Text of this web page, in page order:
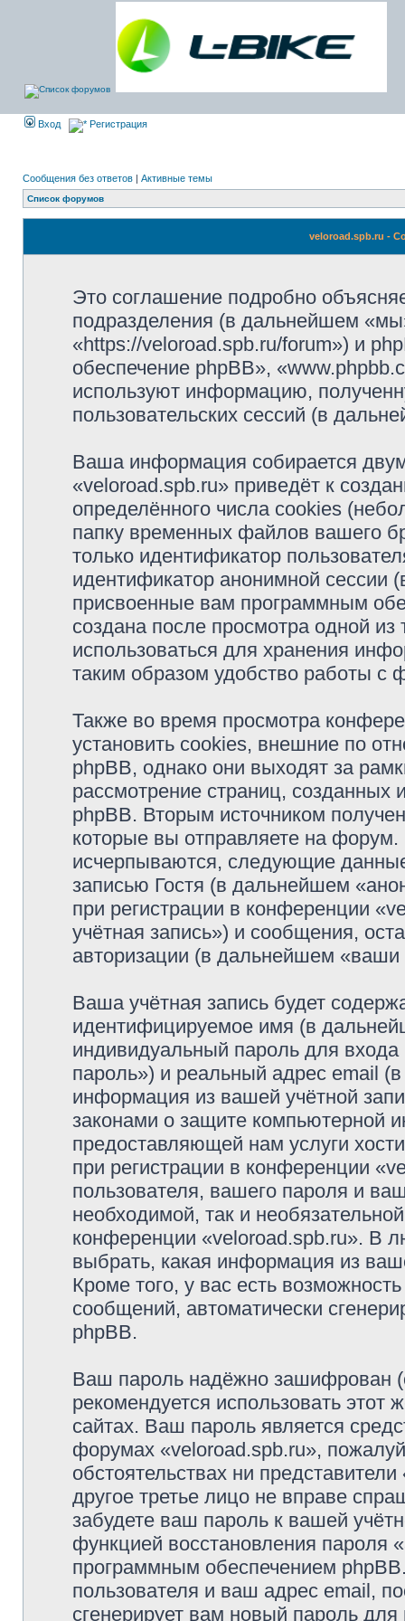
Вход Регистрация
Сообщения без ответов | Активные темы
Список форумов
veloroad.spb.ru -
Это соглашение подробно
подразделения (в дальнейшем
«https://veloroad.spb.ru/forum») и
обеспечение phpBB»,
используют информацию,
пользовательских сессий (в
Ваша информация собирается
«veloroad.spb.ru» приведёт к
определённого числа cookies
папку временных файлов вашего
только идентификатор
идентификатор анонимной сессии
присвоенные вам программным
создана после просмотра одной
использоваться для хранения
таким образом удобство работы с
Также во время просмотра
установить cookies, внешние по
phpBB, однако они выходят за
рассмотрение страниц,
phpBB. Вторым источником
которые вы отправляете на
исчерпываются, следующие
записью Гостя (в дальнейшем
при регистрации в конференции
учётная запись») и сообщения,
авторизации (в дальнейшем
Ваша учётная запись будет
идентифицируемое имя (в
индивидуальный пароль для
пароль») и реальный адрес email
информация из вашей учётной
законами о защите компьютерной
предоставляющей нам услуги
при регистрации в конференции
пользователя, вашего пароля и
необходимой, так и
конференции «veloroad.spb.ru». В
выбрать, какая информация из
Кроме того, у вас есть
сообщений, автоматически
phpBB.
Ваш пароль надёжно зашифрован
рекомендуется использовать этот
сайтах. Ваш пароль является
форумах «veloroad.spb.ru»,
обстоятельствах ни
другое третье лицо не вправе
забудете ваш пароль к вашей
функцией восстановления пароля
программным обеспечением
пользователя и ваш адрес email,
сгенерирует вам новый пароль